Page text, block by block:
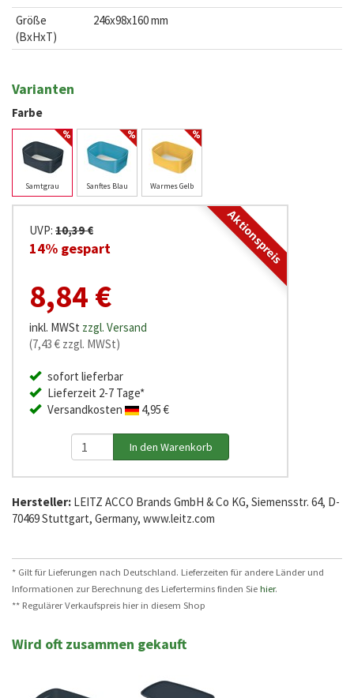
Größe
(BxHxT)
246x98x160 mm
Varianten
Farbe
Samtgrau Sanftes Blau Warmes Gelb
Aktionspreis
UVP: 10,39 €
14% gespart
8,84 €
inkl. MWSt zzgl. Versand
(7,43 € zzgl. MWSt)
sofort lieferbar
Lieferzeit 2-7 Tage*
Versandkosten
4,95 €
Hersteller: LEITZ ACCO Brands GmbH & Co KG, Siemensstr. 64, D-
70469 Stuttgart, Germany, www.leitz.com
* Gilt für Lieferungen nach Deutschland. Lieferzeiten für andere Länder und
Informationen zur Berechnung des Liefertermins finden Siehier.
** Regulärer Verkaufspreis hier in diesem Shop
Wird oft zusammen gekauft